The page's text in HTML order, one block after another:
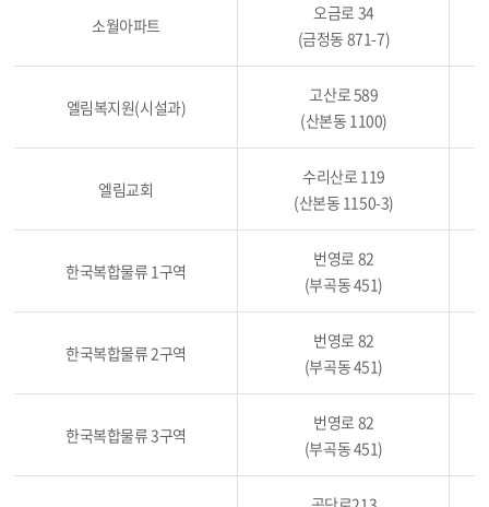
소월아파트
오금로 34
(금정동 871-7)
엘림복지원(시설과)
고산로 589
(산본동 1100)
엘림교회
수리산로 119
(산본동 1150-3)
한국복합물류 1구역
번영로 82
(부곡동 451)
한국복합물류 2구역
번영로 82
(부곡동 451)
한국복합물류 3구역
번영로 82
(부곡동 451)